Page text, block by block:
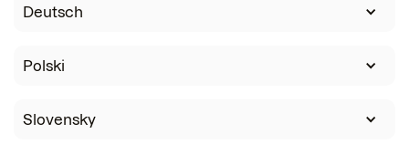
Deutsch
Polski
Slovensky